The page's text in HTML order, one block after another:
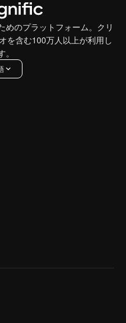
めのプラットフォーム。クリ
を含む100万人以上が利用し